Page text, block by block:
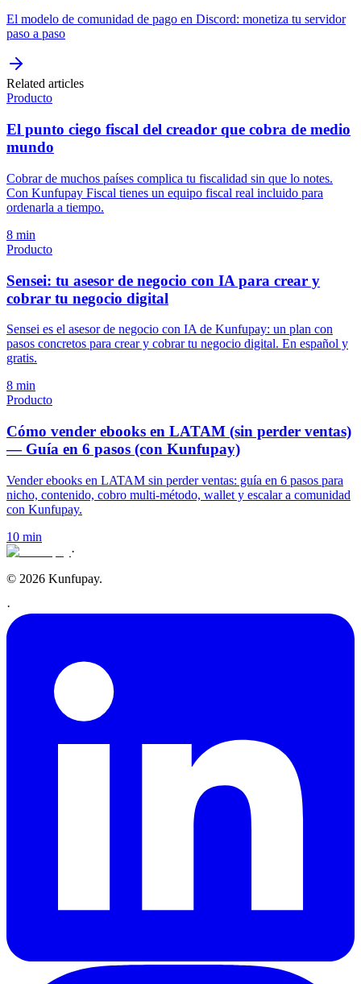
El modelo de comunidad de pago en Discord: monetiza tu servidor
paso a paso
Related articles
Producto
El punto ciego fiscal del creador que cobra de medio
mundo
Cobrar de muchos países complica tu fiscalidad sin que lo notes.
Con Kunfupay Fiscal tienes un equipo fiscal real incluido para
ordenarla a tiempo.
8 min
Producto
Sensei: tu asesor de negocio con IA para crear y
cobrar tu negocio digital
Sensei es el asesor de negocio con IA de Kunfupay: un plan con
pasos concretos para crear y cobrar tu negocio digital. En español y
gratis.
8 min
Producto
Cómo vender ebooks en LATAM (sin perder ventas)
— Guía en 6 pasos (con Kunfupay)
Vender ebooks en LATAM sin perder ventas: guía en 6 pasos para
nicho, contenido, cobro multi-método, wallet y escalar a comunidad
con Kunfupay.
10 min
·
© 2026 Kunfupay.
·